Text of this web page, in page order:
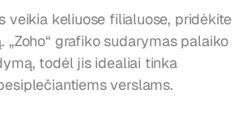
veikia keliuose filialuose, pridėkite
„Zoho“ grafiko sudarymas palaiko
todėl jis idealiai tinka
verslams.